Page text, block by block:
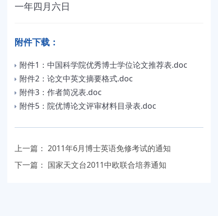
一年四月六日
附件下载：
附件1：中国科学院优秀博士学位论文推荐表.doc
附件2：论文中英文摘要格式.doc
附件3：作者简况表.doc
附件5：院优博论文评审材料目录表.doc
上一篇： 2011年6月博士英语免修考试的通知
下一篇： 国家天文台2011中欧联合培养通知